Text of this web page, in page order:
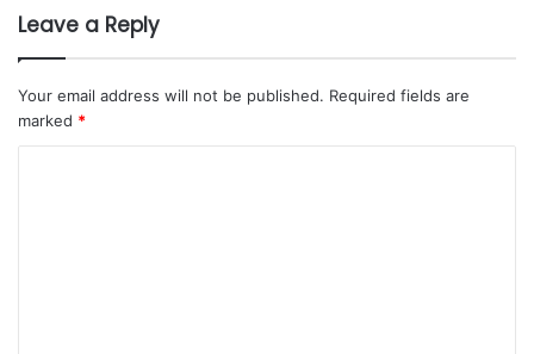
Leave a Reply
Your email address will not be published. Required fields are
marked *